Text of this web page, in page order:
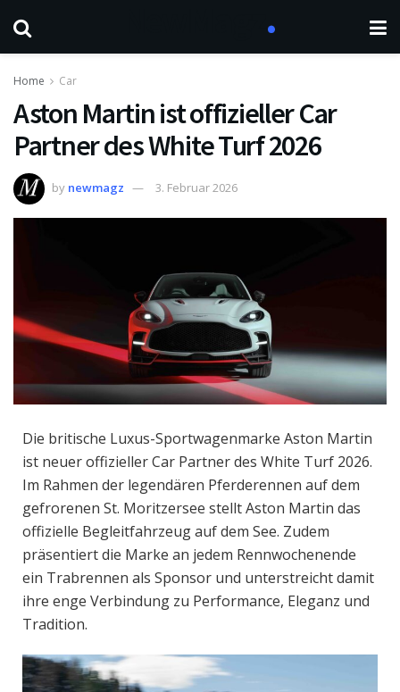
Home Car
Aston Martin ist offizieller Car
Partner des White Turf 2026
by newmagz 3. Februar 2026
Die britische Luxus-Sportwagenmarke Aston Martin
ist neuer offizieller Car Partner des White Turf 2026.
Im Rahmen der legendären Pferderennen auf dem
gefrorenen St. Moritzersee stellt Aston Martin das
offizielle Begleitfahrzeug auf dem See. Zudem
präsentiert die Marke an jedem Rennwochenende
ein Trabrennen als Sponsor und unterstreicht damit
ihre enge Verbindung zu Performance, Eleganz und
Tradition.